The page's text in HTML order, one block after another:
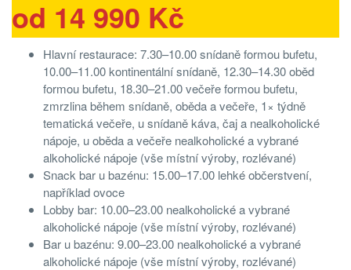
od 14 990 Kč
Hlavní restaurace: 7.30–10.00 snídaně formou bufetu,
10.00–11.00 kontinentální snídaně, 12.30–14.30 oběd
formou bufetu, 18.30–21.00 večeře formou bufetu,
zmrzlina během snídaně, oběda a večeře, 1× týdně
tematická večeře, u snídaně káva, čaj a nealkoholické
nápoje, u oběda a večeře nealkoholické a vybrané
alkoholické nápoje (vše místní výroby, rozlévané)
Snack bar u bazénu: 15.00–17.00 lehké občerstvení,
například ovoce
Lobby bar: 10.00–23.00 nealkoholické a vybrané
alkoholické nápoje (vše místní výroby, rozlévané)
Bar u bazénu: 9.00–23.00 nealkoholické a vybrané
alkoholické nápoje (vše místní výroby, rozlévané)